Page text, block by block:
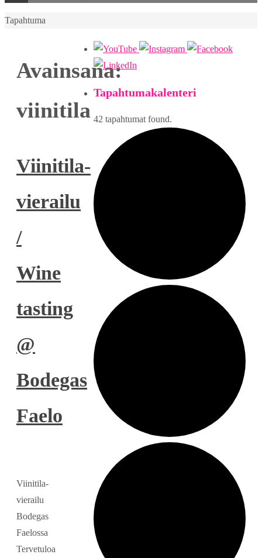
Home
Tapahtuma
Avainsana:
viinitila
Viinitila-
vierailu
/
Wine
tasting
@
Bodegas
Faelo
Viinitila-
vierailu
Bodegas
Faelossa
Tervetuloa
Tapahtumakalenteri
42 tapahtumat found.